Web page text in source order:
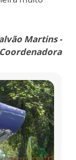
Martins -
Coordenadora